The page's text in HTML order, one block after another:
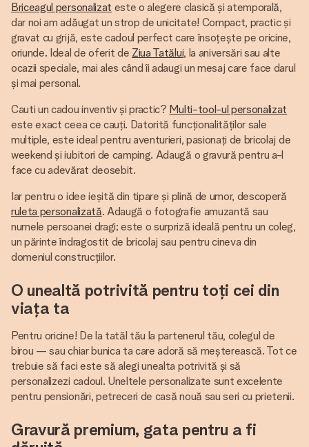
Briceagul personalizat este o alegere clasică și atemporală,
dar noi am adăugat un strop de unicitate! Compact, practic și
gravat cu grijă, este cadoul perfect care însoțește pe oricine,
oriunde. Ideal de oferit de Ziua Tatălui, la aniversări sau alte
ocazii speciale, mai ales când îi adaugi un mesaj care face darul
și mai personal.
Cauti un cadou inventiv și practic? Multi-tool-ul personalizat
este exact ceea ce cauți. Datorită funcționalităților sale
multiple, este ideal pentru aventurieri, pasionați de bricolaj de
weekend și iubitori de camping. Adaugă o gravură pentru a-l
face cu adevărat deosebit.
Iar pentru o idee ieșită din tipare și plină de umor, descoperă
ruleta personalizată. Adaugă o fotografie amuzantă sau
numele persoanei dragi; este o surpriză ideală pentru un coleg,
un părinte îndragostit de bricolaj sau pentru cineva din
domeniul construcțiilor.
O unealtă potrivită pentru toți cei din
viața ta
Pentru oricine! De la tatăl tău la partenerul tău, colegul de
birou — sau chiar bunica ta care adoră să meșterească. Tot ce
trebuie să faci este să alegi unealta potrivită și să
personalizezi cadoul. Uneltele personalizate sunt excelente
pentru pensionări, petreceri de casă nouă sau seri cu prietenii.
Gravură premium, gata pentru a fi